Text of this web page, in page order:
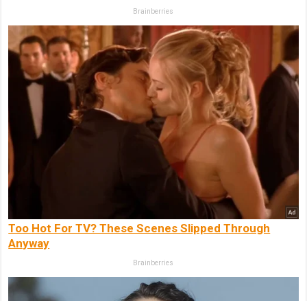
Brainberries
Too Hot For TV? These Scenes Slipped Through
Anyway
Brainberries